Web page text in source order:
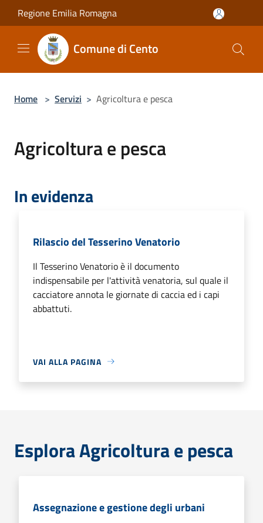
Salta al contenuto principale
Regione Emilia Romagna
Comune di Cento
Home > Servizi > Agricoltura e pesca
Agricoltura e pesca
In evidenza
Rilascio del Tesserino Venatorio
Il Tesserino Venatorio è il documento
indispensabile per l'attività venatoria, sul quale il
cacciatore annota le giornate di caccia ed i capi
abbattuti.
VAI ALLA PAGINA
Esplora Agricoltura e pesca
Assegnazione e gestione degli urbani